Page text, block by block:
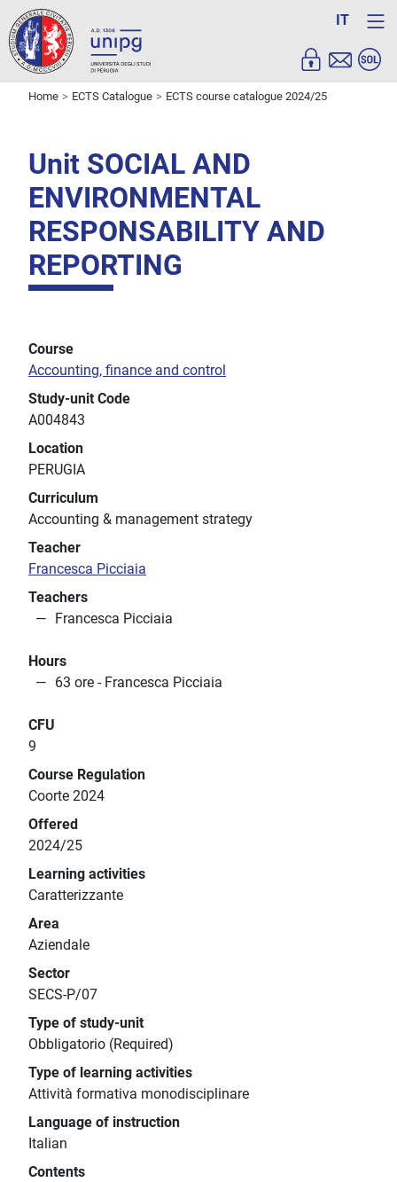
IT
Home ECTS Catalogue ECTS course catalogue 2024/25
Unit SOCIAL AND
ENVIRONMENTAL
RESPONSABILITY AND
REPORTING
Course
Accounting, finance and control
Study-unit Code
A004843
Location
PERUGIA
Curriculum
Accounting & management strategy
Teacher
Francesca Picciaia
Teachers
Francesca Picciaia
Hours
63 ore - Francesca Picciaia
CFU
9
Course Regulation
Coorte 2024
Offered
2024/25
Learning activities
Caratterizzante
Area
Aziendale
Sector
SECS-P/07
Type of study-unit
Obbligatorio (Required)
Type of learning activities
Attività formativa monodisciplinare
Language of instruction
Italian
Contents